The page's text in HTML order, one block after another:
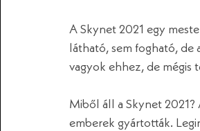
A Skynet 2021 egy
látható, sem fogható, de
vagyok ehhez, de mégis
Miből áll a Skynet
emberek gyártották.